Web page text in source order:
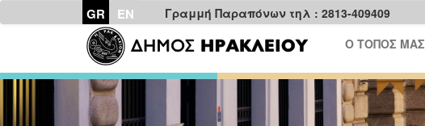
GR EN Γραμμή Παραπόνων τηλ : 2813-409409
Ο ΤΟΠΟΣ ΜΑΣ